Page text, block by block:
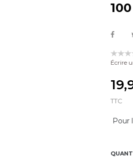
Écrire
TTC
Pour